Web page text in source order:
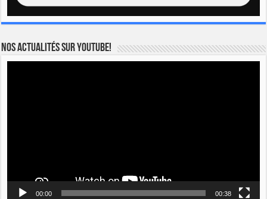
Nos actualités sur YOUTUBE!
00:00 00:38